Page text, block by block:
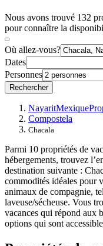
Nous avons trouvé 132
pour connaître la
Où allez-vous?
Dates
Personnes
Rechercher
NayaritMexique
Compostela
Chacala
Parmi 10 propriétés de
hébergements, trouvez
destination suivante :
commodités idéales pour
animaux de compagnie,
laveuse/sécheuse. Vous
vacances qui répond aux
options qui sont